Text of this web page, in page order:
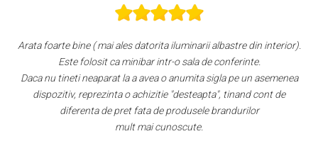
iluminarii albastre din interior).
intr-o sala de conferinte.
o anumita sigla pe un asemenea
"desteapta", tinand cont de
de produsele brandurilor
Răcește foarte
Faptul că grătarul metalic se
este, după părerea mea, un